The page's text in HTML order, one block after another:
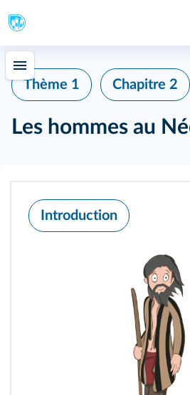
Thème 1 Chapitre 2
Les hommes au
Introduction